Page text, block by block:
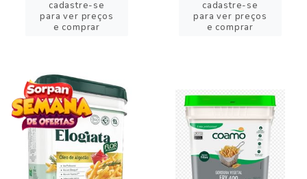
cadastre-se
para ver preços
e comprar
cadastre-se
para ver preços
e comprar